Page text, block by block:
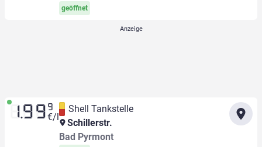
geöffnet
1.99 9
€/l
Shell Tankstelle
Schillerstr.
Bad Pyrmont